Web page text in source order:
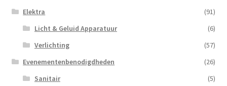
Elektra
(91)
Licht & Geluid Apparatuur
(6)
Verlichting
(57)
Evenementenbenodigdheden
(26)
Sanitair
(5)